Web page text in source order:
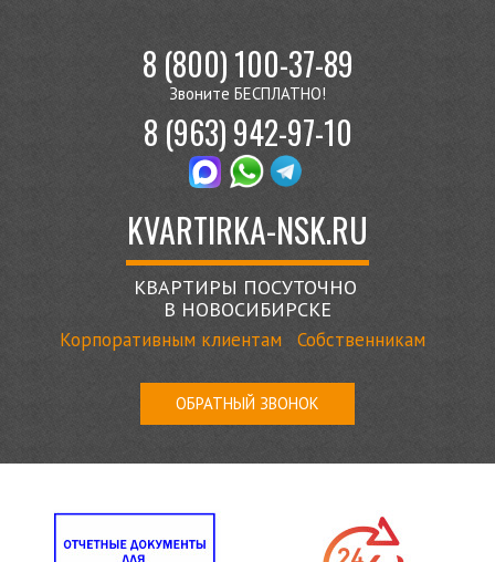
8 (800) 100-37-89
Звоните БЕСПЛАТНО!
8 (963) 942-97-10
KVARTIRKA-NSK.RU
КВАРТИРЫ ПОСУТОЧНО
В НОВОСИБИРСКЕ
Корпоративным клиентам Собственникам
ОБРАТНЫЙ ЗВОНОК